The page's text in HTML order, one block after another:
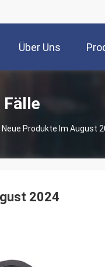
Über Uns
Fälle
Neue Produkte Im August
2024